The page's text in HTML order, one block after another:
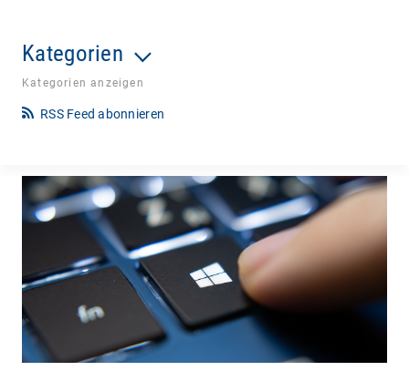
Kategorien
Kategorien anzeigen
RSS Feed abonnieren